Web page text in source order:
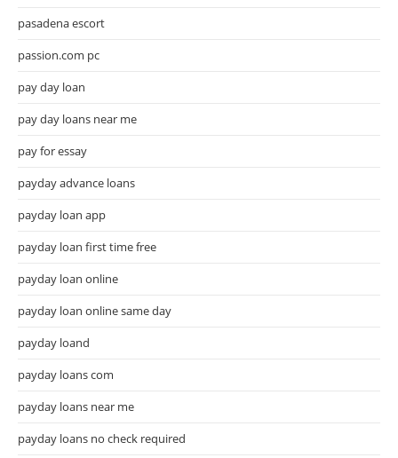
pasadena escort
passion.com pc
pay day loan
pay day loans near me
pay for essay
payday advance loans
payday loan app
payday loan first time free
payday loan online
payday loan online same day
payday loand
payday loans com
payday loans near me
payday loans no check required